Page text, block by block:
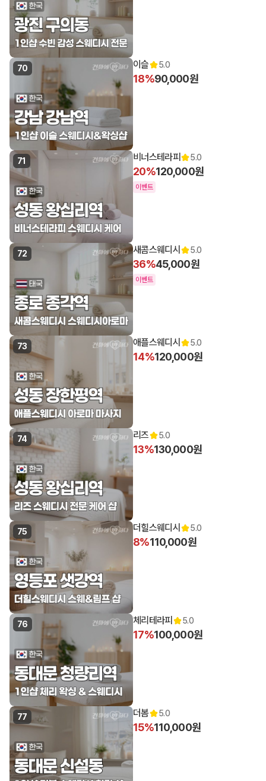
70 이슬 5.0
18%90,000원
71 비너스테라피 5.0
20%120,000원
이벤트
72 새콤스웨디시 5.0
36%45,000원
이벤트
73 애플스웨디시 5.0
14%120,000원
74 리즈 5.0
13%130,000원
75 더힐스웨디시 5.0
8%110,000원
76
12:30 오픈
체리테라피 5.0
17%100,000원
77 더봄 5.0
15%110,000원